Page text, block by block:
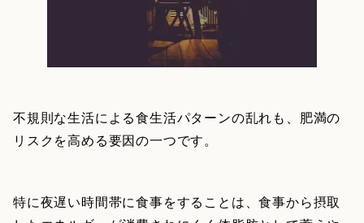
不規則な生活による食生活パターンの乱れも、肥満の
リスクを高める要因の一つです。
特に夜遅い時間帯に食事をすることは、食事から摂取